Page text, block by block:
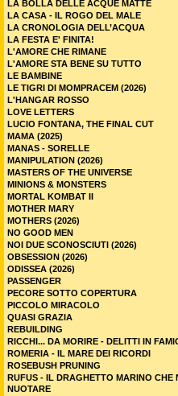
LA BOLLA DELLE ACQUE MATTE
LA CASA - IL ROGO DEL MALE
LA CRONOLOGIA DELL’ACQUA
LA FESTA E' FINITA!
L'AMORE CHE RIMANE
L'AMORE STA BENE SU TUTTO
LE BAMBINE
LE TIGRI DI MOMPRACEM (2026)
L'HANGAR ROSSO
LOVE LETTERS
LUCIO FONTANA, THE FINAL CUT
MAMA (2025)
MANAS - SORELLE
MANIPULATION (2026)
MASTERS OF THE UNIVERSE
MINIONS & MONSTERS
MORTAL KOMBAT II
MOTHER MARY
MOTHERS (2026)
NO GOOD MEN
NOI DUE SCONOSCIUTI (2026)
OBSESSION (2026)
ODISSEA (2026)
PASSENGER
PECORE SOTTO COPERTURA
PICCOLO MIRACOLO
QUASI GRAZIA
REBUILDING
RICCHI... DA MORIRE - DELITTI IN
ROMERIA - IL MARE DEI RICORDI
ROSEBUSH PRUNING
RUFUS - IL DRAGHETTO MARINO CHE
NUOTARE